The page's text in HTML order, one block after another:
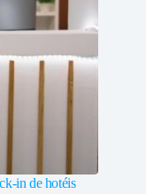
in de hotéis